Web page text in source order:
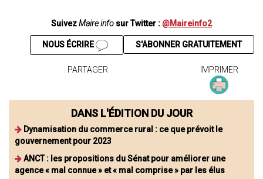
SuivezMaire info sur Twitter : @Maireinfo2
S'ABONNER GRATUITEMENT
NOUS ÉCRIRE
PARTAGER IMPRIMER
DANS L'ÉDITION DU JOUR
Dynamisation du commerce rural : ce que prévoit le
gouvernement pour 2023
ANCT : les propositions du Sénat pour améliorer une
agence « mal connue » et « mal comprise » par les élus